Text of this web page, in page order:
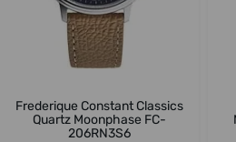
Frederique Constant Classics
Quartz Moonphase FC-
206RN3S6